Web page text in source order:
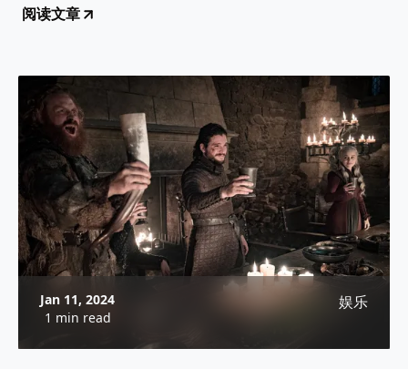
阅读文章
Jan 11, 2024
1 min read
娱乐